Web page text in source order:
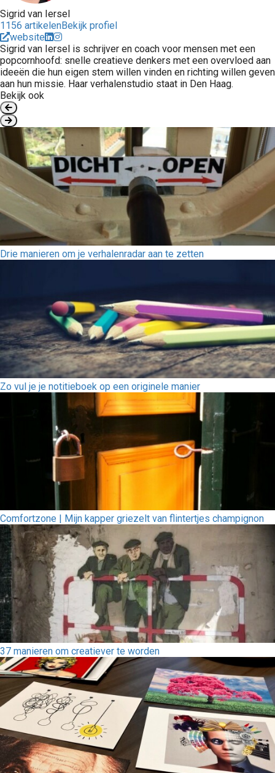
Sigrid van Iersel
1156 artikelenBekijk profiel
website
Sigrid van Iersel is schrijver en coach voor mensen met een
popcornhoofd: snelle creatieve denkers met een overvloed aan
ideeën die hun eigen stem willen vinden en richting willen geven
aan hun missie. Haar verhalenstudio staat in Den Haag.
Bekijk ook
Drie manieren om je verhalenradar aan te zetten
Zo vul je je notitieboek op een originele manier
Comfortzone | Mijn kapper griezelt van flintertjes champignon
37 manieren om creatiever te worden